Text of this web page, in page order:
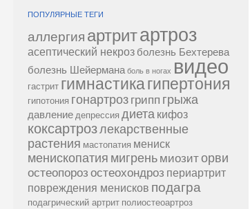
ПОПУЛЯРНЫЕ ТЕГИ
аллергия артритартроз
асептический некроз болезнь Бехтерева
болезнь Шейермана боль в ногах видео
гастрит гимнастикагипертония
гипотония гонартроз грипп грыжа
давление депрессия диета кифоз
коксартрозлекарственные
растения мастопатия мениск
менископатия мигрень миозиторви
остеопороз остеохондроз периартрит
повреждения менисков подагра
подагрический артрит полиостеоартроз